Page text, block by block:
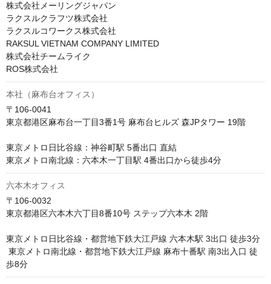
株式会社メーリングジャパン
ラクスルクラフツ株式会社
ラクスルコワークス株式会社
RAKSUL VIETNAM COMPANY LIMITED
株式会社チームライク
ROS株式会社
本社（麻布台オフィス）
〒106-0041
東京都港区麻布台一丁目3番1号 麻布台ヒルズ 森JPタワー 19階
東京メトロ日比谷線：神谷町駅 5番出口 直結
東京メトロ南北線：六本木一丁目駅 4番出口から徒歩4分
六本木オフィス
〒106-0032
東京都港区六本木六丁目8番10号 ステップ六本木 2階
東京メトロ日比谷線・都営地下鉄大江戸線 六本木駅 3出口 徒歩3分
歩8分